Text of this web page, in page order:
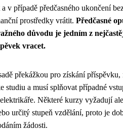
v případě předčasného ukončení
prostředky vrátit. Předčasné
důvodu je jedním z
vracet.
překážkou pro získání příspěvku,
studiu a musí splňovat případné
Některé kurzy vyžadují
určitý stupeň vzdělání, proto je
žádosti.